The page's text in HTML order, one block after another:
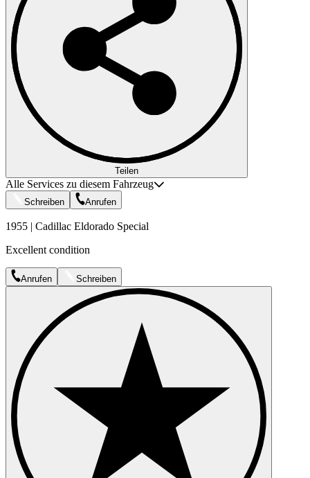
Teilen
Alle Services zu diesem Fahrzeug
Schreiben Anrufen
1955 | Cadillac Eldorado Special
Excellent condition
Anrufen Schreiben